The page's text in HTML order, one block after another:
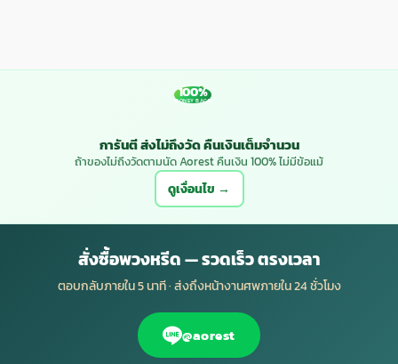
100%
MONEY BACK
การันตี ส่งไม่ถึงวัด คืนเงินเต็มจำนวน
ถ้าของไม่ถึงวัดตามนัด Aorest คืนเงิน 100% ไม่มีข้อแม้
ดูเงื่อนไข →
สั่งซื้อพวงหรีด — รวดเร็ว ตรงเวลา
ตอบกลับภายใน 5 นาที · ส่งถึงหน้างานศพภายใน 24 ชั่วโมง
@aorest